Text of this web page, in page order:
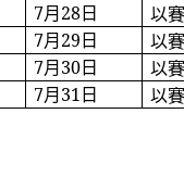
7月28日
以
7月29日
以
7月30日
以
7月31日 以